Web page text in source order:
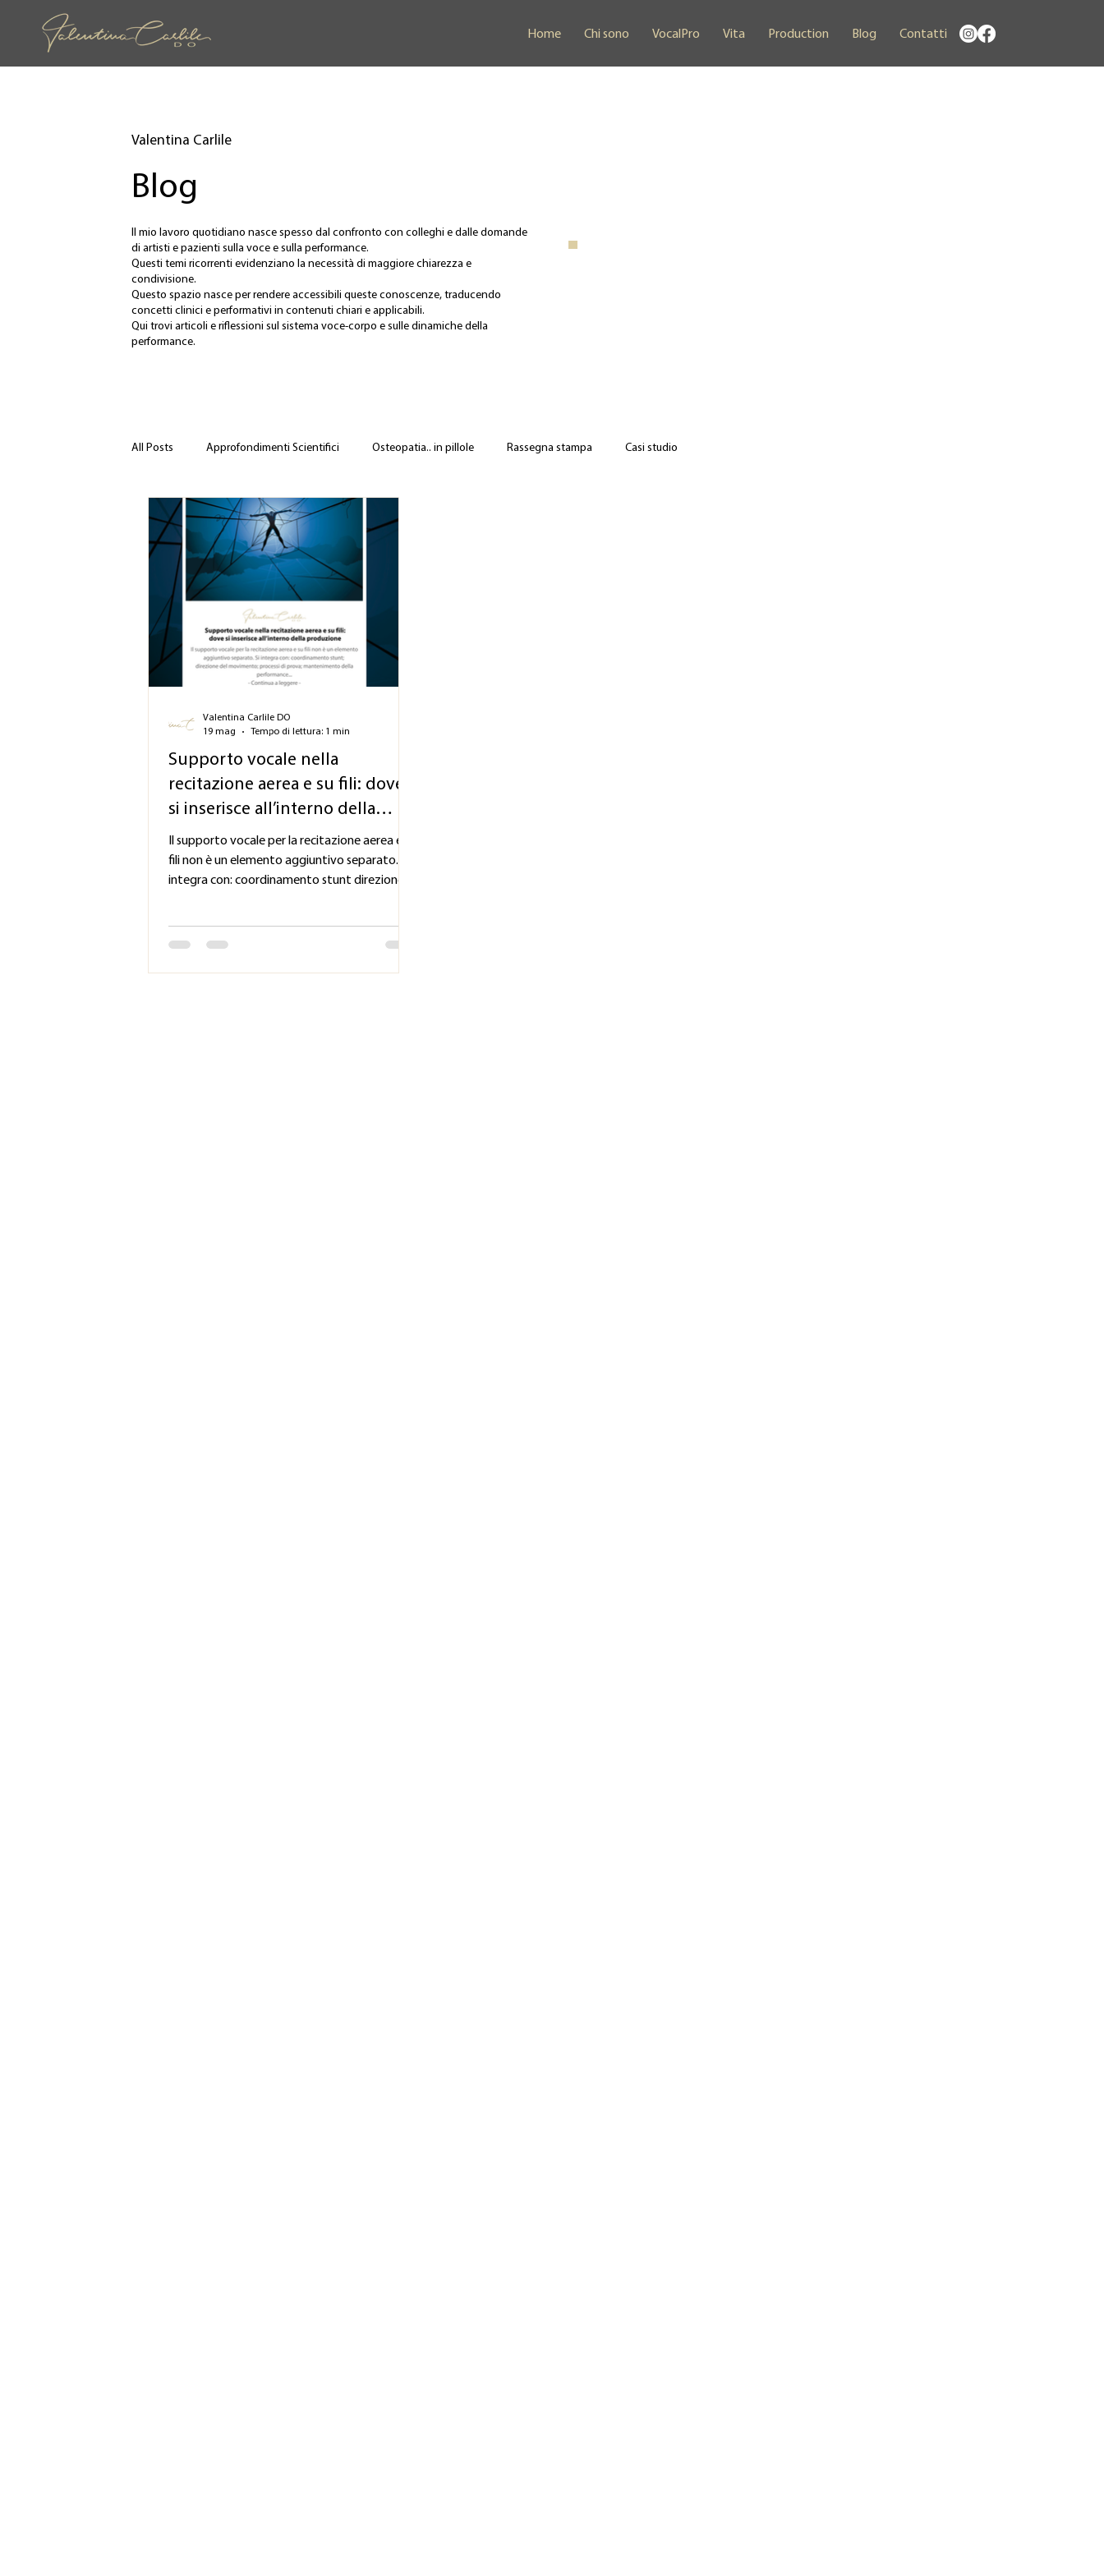
Home Chi sono VocalPro Vita Production Blog Contatti
Valentina Carlile
Blog
Il mio lavoro quotidiano nasce spesso dal confronto con colleghi e dalle domande
di artisti e pazienti sulla voce e sulla performance.
Questi temi ricorrenti evidenziano la necessità di maggiore chiarezza e
condivisione.
Questo spazio nasce per rendere accessibili queste conoscenze, traducendo
concetti clinici e performativi in contenuti chiari e applicabili.
Qui trovi articoli e riflessioni sul sistema voce-corpo e sulle dinamiche della
performance.
All Posts Approfondimenti Scientifici Osteopatia.. in pillole Rassegna stampa Casi studio
Supporto vocale nella
recitazione aerea e su fili: dove
si inserisce all’interno della
produzione
Il supporto vocale per la recitazione aerea e su
fili non è un elemento aggiuntivo separato. Si
integra con: coordinamento stunt direzione
includere: preparazione (prima delle prove o
Valentina Carlile DO
19 mag
Tempo di lettura: 1 min